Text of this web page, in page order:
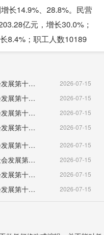
长14.9%、28.8%。民营
亿元，增长30.0%；
8.4%；职工人数10189
，人口死亡率
别为4.9%、58.7%和
3#-5#ESP无头带钢生产
息技术、新能源新材
经济增加值占GDP的比重
（福建省）南平市国民经济和社会发展第十五个五年规划纲要 2026-07-15
（湖北省）随州市国民经济和社会发展第十五个五年规划纲要 2026-07-15
（辽宁省）大连市国民经济和社会发展第十五个五年规划纲要 2026-07-15
（天津市）河北区国民经济和社会发展第十五个五年规划纲要 2026-07-15
（北京市）密云区国民经济和社会发展第十五个五年规划纲要 2026-07-15
（北京市）门头沟区国民经济和社会发展第十五个五年规划纲要 2026-07-15
（北京市）房山区国民经济和社会发展第十五个五年规划纲要 2026-07-15
（北京市）东城区国民经济和社会发展第十五个五年规划纲要 2026-07-15